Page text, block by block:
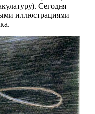
Сегодня
иллюстрациями